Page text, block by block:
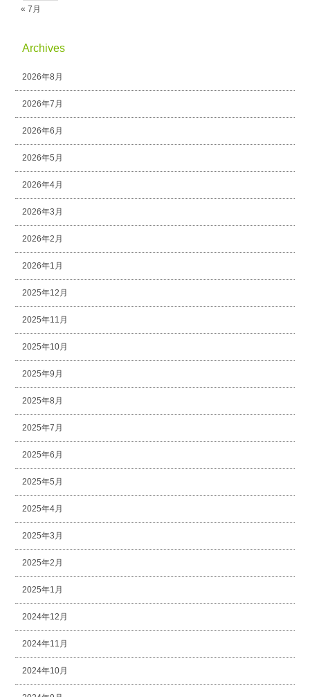
« 7月
Archives
2026年8月
2026年7月
2026年6月
2026年5月
2026年4月
2026年3月
2026年2月
2026年1月
2025年12月
2025年11月
2025年10月
2025年9月
2025年8月
2025年7月
2025年6月
2025年5月
2025年4月
2025年3月
2025年2月
2025年1月
2024年12月
2024年11月
2024年10月